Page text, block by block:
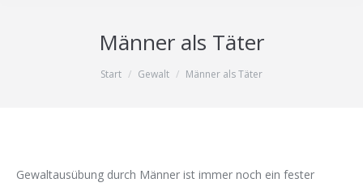
Männer als Täter
Sie befinden sich hier:
Start Gewalt Männer als Täter
Gewaltausübung durch Männer ist immer noch ein fester